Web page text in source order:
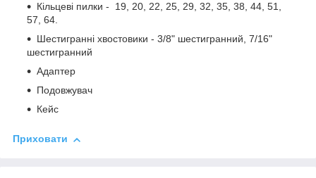
Кільцеві пилки - 19, 20, 22, 25, 29, 32, 35, 38, 44, 51,
57, 64.
Шестигранні хвостовики - 3/8" шестигранний, 7/16"
шестигранний
Адаптер
Подовжувач
Кейс
Приховати